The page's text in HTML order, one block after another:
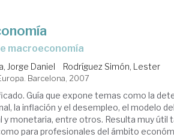
macroeconomía
Jorge Daniel Rodríguez Simón, Lester
Barcelona, 2007
Guía que expone temas como la
la inflación y el desempleo, el modelo
y monetaria, entre otros. Resulta muy útil
para profesionales del ámbito